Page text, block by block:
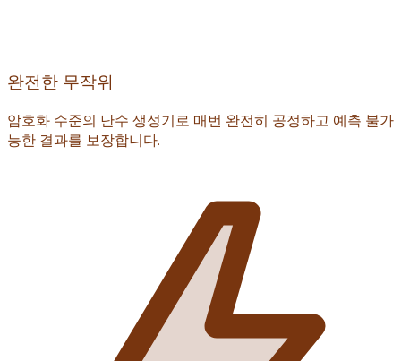
완전한 무작위
암호화 수준의 난수 생성기로 매번 완전히 공정하고 예측 불가
능한 결과를 보장합니다.